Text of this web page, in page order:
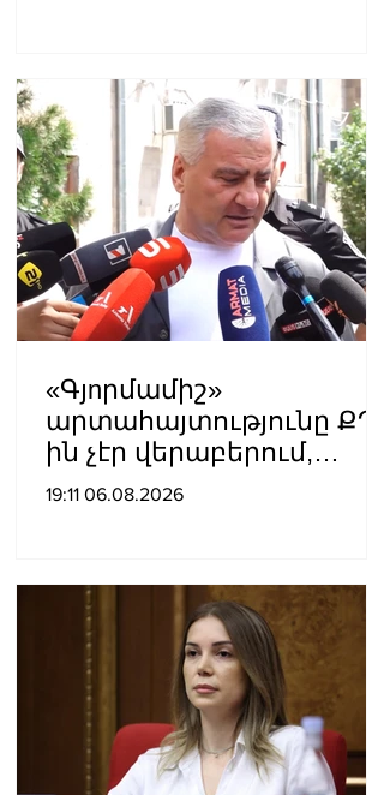
Մատվիենկո
«Գյnրմամիշ»
արտահայտությունը ՔՊ-
ին չէր վերաբերում,
ինձնից բիզնես
19:11 06.08.2026